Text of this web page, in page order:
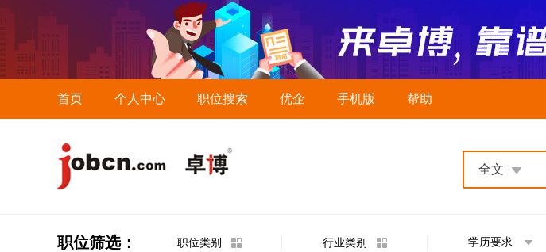
首页 个人中心 职位搜索 优企 手机版 帮助
全文
职位筛选： 职位类别 行业类别 学历要求